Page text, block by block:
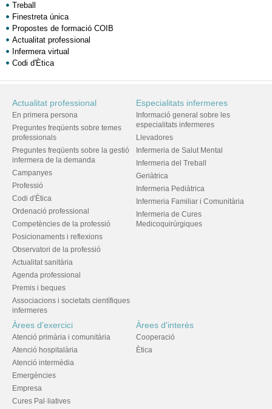
Treball
Finestreta única
Propostes de formació COIB
Actualitat professional
Infermera virtual
Codi d'Ètica
Actualitat professional
En primera persona
Preguntes freqüents sobre temes
professionals
Preguntes freqüents sobre la gestió
infermera de la demanda
Campanyes
Professió
Codi d'Ètica
Ordenació professional
Competències de la professió
Posicionaments i reflexions
Observatori de la professió
Actualitat sanitària
Agenda professional
Premis i beques
Associacions i societats científiques
infermeres
Especialitats infermeres
Informació general sobre les
especialitats infermeres
Llevadores
Infermeria de Salut Mental
Infermeria del Treball
Geriàtrica
Infermeria Pediàtrica
Infermeria Familiar i Comunitària
Infermeria de Cures
Medicoquirúrgiques
Àrees d'exercici
Atenció primària i comunitària
Atenció hospitalària
Atenció intermèdia
Emergències
Empresa
Cures Pal·liatives
Àrees d'interès
Cooperació
Ètica